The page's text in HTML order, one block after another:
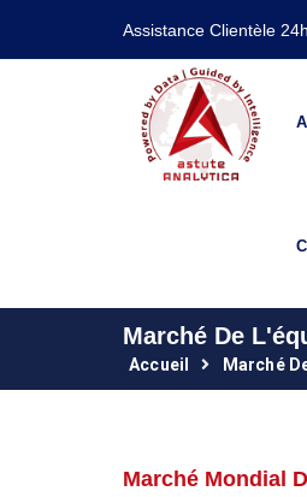
Assistance Clientèle
Marché De
Accueil Marché
Marché Mondial